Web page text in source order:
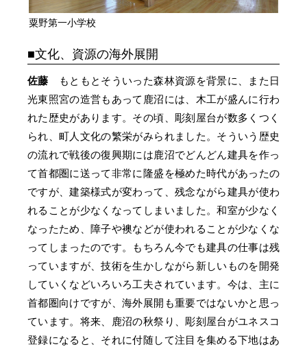
粟野第一小学校
文化、資源の海外展開
佐藤 もともとそういった森林資源を背景に、また日
光東照宮の造営もあって鹿沼には、木工が盛んに行わ
れた歴史があります。その頃、彫刻屋台が数多くつく
られ、町人文化の繁栄がみられました。そういう歴史
の流れで戦後の復興期には鹿沼でどんどん建具を作っ
て首都圏に送って非常に隆盛を極めた時代があったの
ですが、建築様式が変わって、残念ながら建具が使わ
れることが少なくなってしまいました。和室が少なく
なったため、障子や襖などが使われることが少なくな
ってしまったのです。もちろん今でも建具の仕事は残
っていますが、技術を生かしながら新しいものを開発
していくなどいろいろ工夫されています。今は、主に
首都圏向けですが、海外展開も重要ではないかと思っ
ています。将来、鹿沼の秋祭り、彫刻屋台がユネスコ
登録になると、それに付随して注目を集める下地はあ